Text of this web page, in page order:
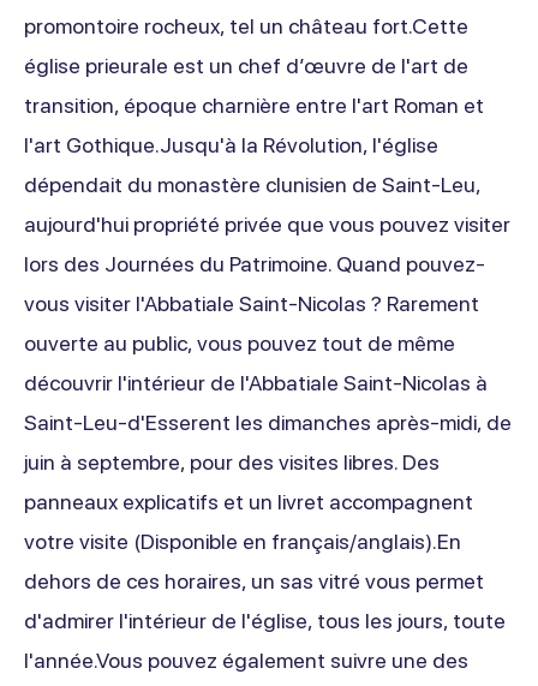
promontoire rocheux, tel un château fort.Cette
église prieurale est un chef d’œuvre de l'art de
transition, époque charnière entre l'art Roman et
l'art Gothique.Jusqu'à la Révolution, l'église
dépendait du monastère clunisien de Saint-Leu,
aujourd'hui propriété privée que vous pouvez visiter
lors des Journées du Patrimoine. Quand pouvez-
vous visiter l'Abbatiale Saint-Nicolas ? Rarement
ouverte au public, vous pouvez tout de même
découvrir l'intérieur de l'Abbatiale Saint-Nicolas à
Saint-Leu-d'Esserent les dimanches après-midi, de
juin à septembre, pour des visites libres. Des
panneaux explicatifs et un livret accompagnent
votre visite (Disponible en français/anglais).En
dehors de ces horaires, un sas vitré vous permet
d'admirer l'intérieur de l'église, tous les jours, toute
l'année.Vous pouvez également suivre une des